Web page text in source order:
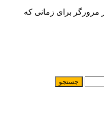
مرورگر برای زمانی که